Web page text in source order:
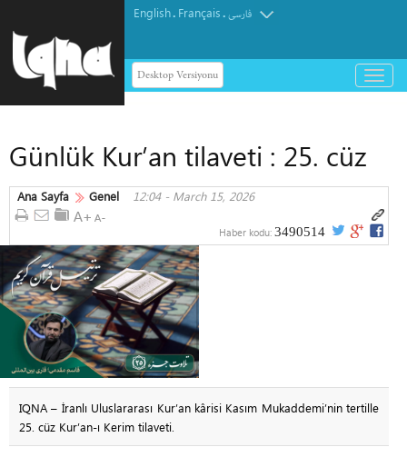
English. Français.فارسی
Desktop Versiyonu
باز
و
Günlük Kur’an tilaveti : 25. cüz
Ana Sayfa Genel 12:04 - March 15, 2026
Haber kodu: 3490514
IQNA – İranlı Uluslararası Kur’an kârisi Kasım Mukaddemi’nin tertille
25. cüz Kur’an-ı Kerim tilaveti.